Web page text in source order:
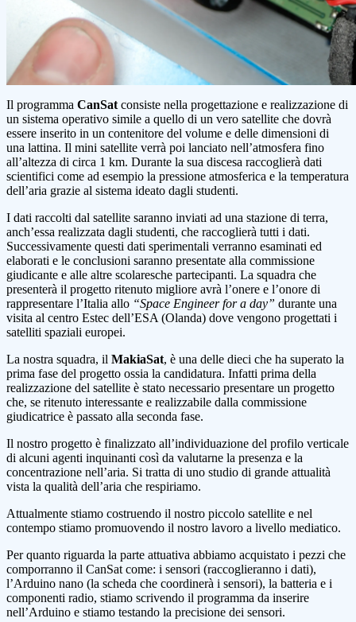
Il programma CanSat consiste nella progettazione e realizzazione di
un sistema operativo simile a quello di un vero satellite che dovrà
essere inserito in un contenitore del volume e delle dimensioni di
una lattina. Il mini satellite verrà poi lanciato nell’atmosfera fino
all’altezza di circa 1 km. Durante la sua discesa raccoglierà dati
scientifici come ad esempio la pressione atmosferica e la temperatura
dell’aria grazie al sistema ideato dagli studenti.
I dati raccolti dal satellite saranno inviati ad una stazione di terra,
anch’essa realizzata dagli studenti, che raccoglierà tutti i dati.
Successivamente questi dati sperimentali verranno esaminati ed
elaborati e le conclusioni saranno presentate alla commissione
giudicante e alle altre scolaresche partecipanti. La squadra che
presenterà il progetto ritenuto migliore avrà l’onere e l’onore di
rappresentare l’Italia allo “Space Engineer for a day” durante una
visita al centro Estec dell’ESA (Olanda) dove vengono progettati i
satelliti spaziali europei.
La nostra squadra, il MakiaSat, è una delle dieci che ha superato la
prima fase del progetto ossia la candidatura. Infatti prima della
realizzazione del satellite è stato necessario presentare un progetto
che, se ritenuto interessante e realizzabile dalla commissione
giudicatrice è passato alla seconda fase.
Il nostro progetto è finalizzato all’individuazione del profilo verticale
di alcuni agenti inquinanti così da valutarne la presenza e la
concentrazione nell’aria. Si tratta di uno studio di grande attualità
vista la qualità dell’aria che respiriamo.
Attualmente stiamo costruendo il nostro piccolo satellite e nel
contempo stiamo promuovendo il nostro lavoro a livello mediatico.
Per quanto riguarda la parte attuativa abbiamo acquistato i pezzi che
comporranno il CanSat come: i sensori (raccoglieranno i dati),
l’Arduino nano (la scheda che coordinerà i sensori), la batteria e i
componenti radio, stiamo scrivendo il programma da inserire
nell’Arduino e stiamo testando la precisione dei sensori.